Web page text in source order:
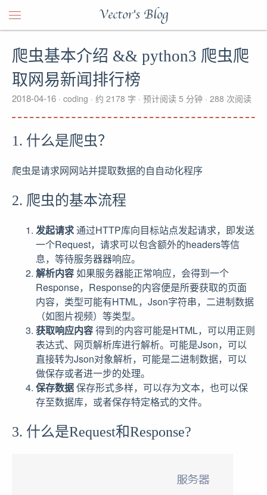
Vector's Blog
爬虫基本介绍 && python3 爬虫爬
取网易新闻排行榜
2018-04-16 coding 约 2178 字 预计阅读 5 分钟 288 次阅读
1. 什么是爬虫？
爬虫是请求⽹网站并提取数据的⾃自动化程序
2. 爬虫的基本流程
发起请求通过HTTP库向目标站点发起请求，即发送
一个Request，请求可以包含额外的headers等信
息，等待服务器器响应。
解析内容如果服务器能正常响应，会得到一个
Response，Response的内容便是所要获取的页面
内容，类型可能有HTML，Json字符串，二进制数据
（如图片视频）等类型。
获取响应内容得到的内容可能是HTML，可以用正则
表达式、网页解析库进行解析。可能是Json，可以
直接转为Json对象解析，可能是二进制数据，可以
做保存或者进一步的处理。
保存数据保存形式多样，可以存为文本，也可以保
存至数据库，或者保存特定格式的文件。
3. 什么是Request和Response?